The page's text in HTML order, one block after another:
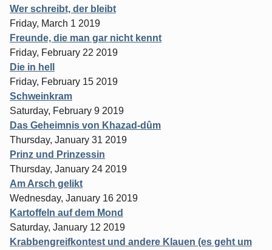
Wer schreibt, der bleibt
Friday, March 1 2019
Freunde, die man gar nicht kennt
Friday, February 22 2019
Die in hell
Friday, February 15 2019
Schweinkram
Saturday, February 9 2019
Das Geheimnis von Khazad-dûm
Thursday, January 31 2019
Prinz und Prinzessin
Thursday, January 24 2019
Am Arsch gelikt
Wednesday, January 16 2019
Kartoffeln auf dem Mond
Saturday, January 12 2019
Krabbengreifkontest und andere Klauen (es geht um